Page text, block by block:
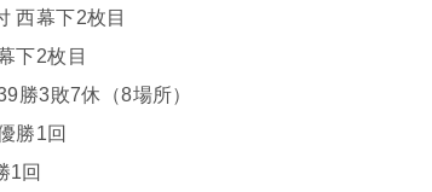
西幕下2枚目
下2枚目
勝3敗7休（8場所）
勝1回
1回